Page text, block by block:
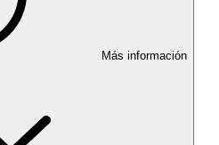
Más información